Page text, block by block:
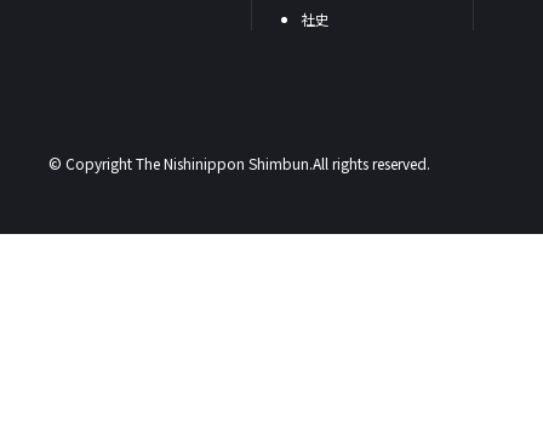
社史
© Copyright The Nishinippon Shimbun.All rights reserved.